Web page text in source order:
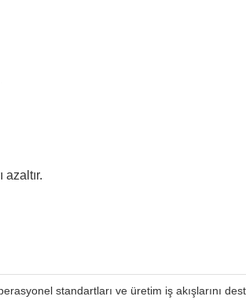
standartları ve üretim iş akışlarını